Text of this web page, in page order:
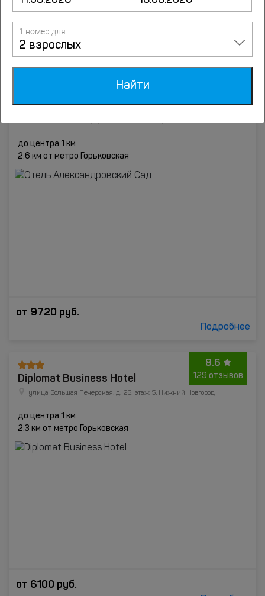
от10746руб.
Подробнее
66 оценок
Отель Александровский Сад
до центра 1 км
2.6 км от метро Горьковская
от 9720 руб.
Подробнее
8.6
129 отзывов
Diplomat Business Hotel
улица Большая Печерская, д. 26, этаж 5, Нижний Новгород
до центра 1 км
2.3 км от метро Горьковская
от 6100 руб.
1 номер для
2 взрослых
Найти